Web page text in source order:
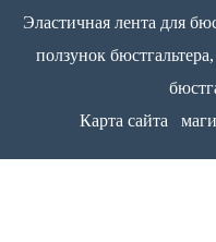
Эластичная лента для
ползунок бюстгальтера,
Карта сайта